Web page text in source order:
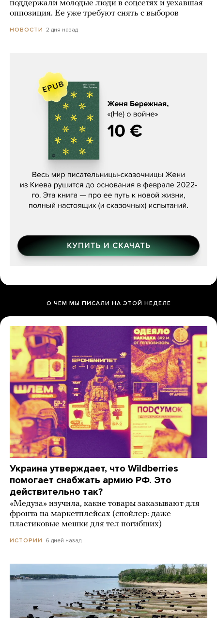
поддержали молодые люди в соцсетях и уехавшая
оппозиция. Ее уже требуют снять с выборов
НОВОСТИ 2 дня назад
Женя Бережная, «(Не) о войне»
О ЧЕМ МЫ ПИСАЛИ НА ЭТОЙ НЕДЕЛЕ
Украина утверждает, что Wildberries
помогает снабжать армию РФ. Это
действительно так?
«Медуза» изучила, какие товары заказывают для
фронта на маркетплейсах (спойлер: даже
пластиковые мешки для тел погибших)
ИСТОРИИ 6 дней назад